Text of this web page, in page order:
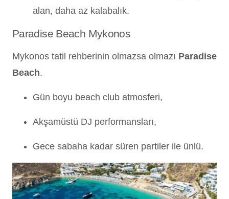
alan, daha az kalabalık.
Paradise Beach Mykonos
Mykonos tatil rehberinin olmazsa olmazı Paradise
Beach.
Gün boyu beach club atmosferi,
Akşamüstü DJ performansları,
Gece sabaha kadar süren partiler ile ünlü.